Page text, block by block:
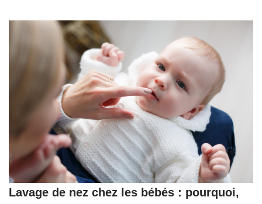
Lavage de nez chez les bébés : pourquoi,